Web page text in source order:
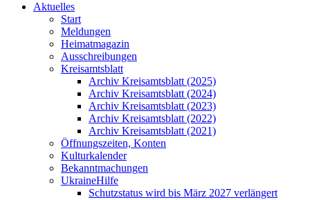
Aktuelles
Start
Meldungen
Heimatmagazin
Ausschreibungen
Kreisamtsblatt
Archiv Kreisamtsblatt (2025)
Archiv Kreisamtsblatt (2024)
Archiv Kreisamtsblatt (2023)
Archiv Kreisamtsblatt (2022)
Archiv Kreisamtsblatt (2021)
Öffnungszeiten, Konten
Kulturkalender
Bekanntmachungen
UkraineHilfe
Schutzstatus wird bis März 2027 verlängert